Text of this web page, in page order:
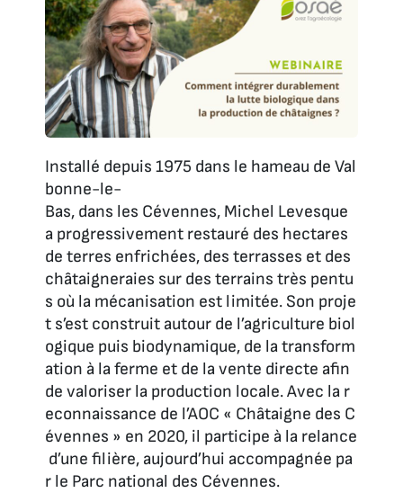
Installé depuis 1975 dans le hameau de Val
bonne-le-
Bas, dans les Cévennes, Michel Levesque
a progressivement restauré des hectares
de terres enfrichées, des terrasses et des
châtaigneraies sur des terrains très pentu
s où la mécanisation est limitée. Son proje
t s’est construit autour de l’agriculture biol
ogique puis biodynamique, de la transform
ation à la ferme et de la vente directe afin
de valoriser la production locale. Avec la r
econnaissance de l’AOC « Châtaigne des C
évennes » en 2020, il participe à la relance
d’une filière, aujourd’hui accompagnée pa
r le Parc national des Cévennes.